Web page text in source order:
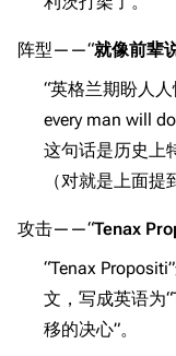
阵型——“就像前辈
“英格兰期盼人
every man will do
这句话是历史上
（对就是上面提
攻击——“Tenax
“Tenax
文，写成英语为
移的决心”。